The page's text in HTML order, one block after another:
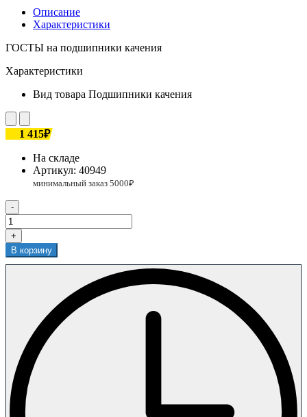
Описание
Характеристики
ГОСТЫ на подшипники качения
Характеристики
Вид товара Подшипники качения
1 415₽
На складе
Артикул: 40949
-
+
В корзину